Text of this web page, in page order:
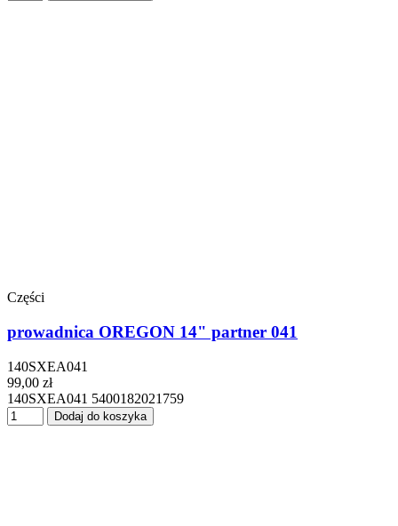
Części
prowadnica OREGON 14" partner 041
140SXEA041
99,00 zł
140SXEA041 5400182021759
Dodaj do koszyka